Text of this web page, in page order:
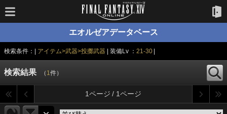
エオルゼアデータベース
検索条件：| アイテム>武器>投擲武器 | 装備Lv ： 21-30|
検索結果 （ 1件）
1ページ / 1ページ